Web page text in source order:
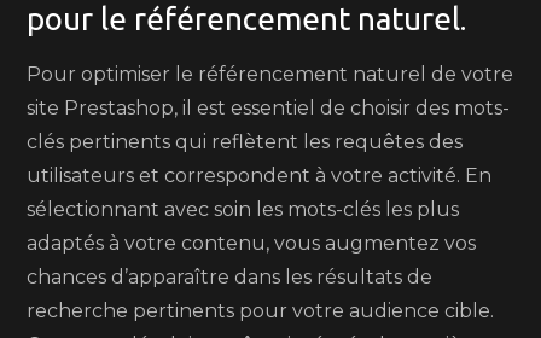
pour le référencement naturel.
Pour optimiser le référencement naturel de votre
site Prestashop, il est essentiel de choisir des mots-
clés pertinents qui reflètent les requêtes des
utilisateurs et correspondent à votre activité. En
sélectionnant avec soin les mots-clés les plus
adaptés à votre contenu, vous augmentez vos
chances d’apparaître dans les résultats de
recherche pertinents pour votre audience cible.